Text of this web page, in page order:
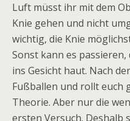
Luft müsst ihr mit dem
Knie gehen und nicht
wichtig, die Knie
Sonst kann es
ins Gesicht haut. Nach
Fußballen und rollt euch
Theorie. Aber nur die
ersten Versuch. Deshalb